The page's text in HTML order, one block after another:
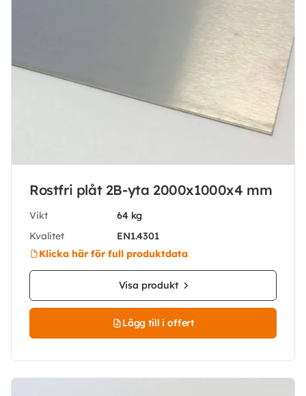
Rostfri plåt 2B-yta 2000x1000x4 mm
Vikt
64 kg
Kvalitet
EN1.4301
Klicka här för full produktdata
Visa produkt
Lägg till i offert